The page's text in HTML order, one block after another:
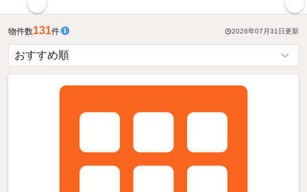
物件数131件 2026年07月31日更新